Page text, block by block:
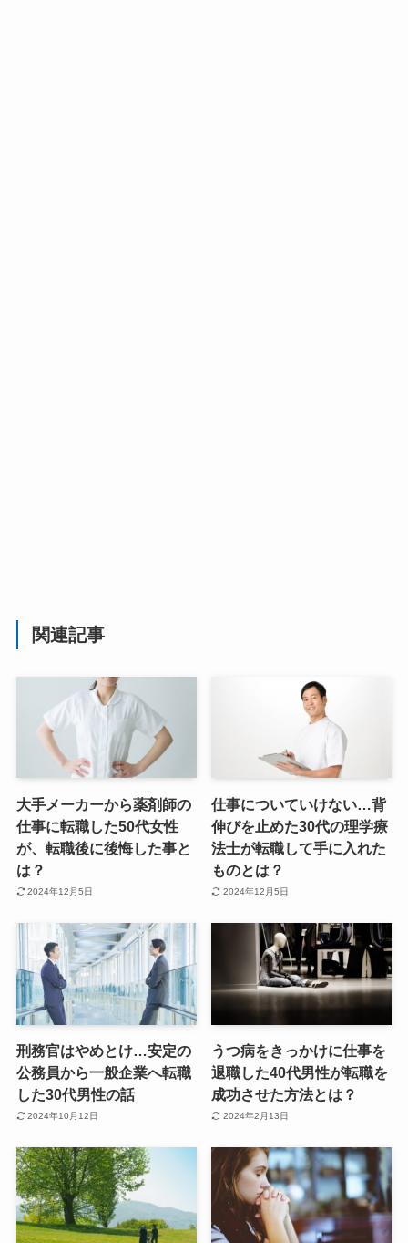
関連記事
大手メーカーから薬剤師の
仕事に転職した50代女性
が、転職後に後悔した事と
は？
2024年12月5日
仕事についていけない…背
伸びを止めた30代の理学療
法士が転職して手に入れた
ものとは？
2024年12月5日
刑務官はやめとけ…安定の
公務員から一般企業へ転職
した30代男性の話
2024年10月12日
うつ病をきっかけに仕事を
退職した40代男性が転職を
成功させた方法とは？
2024年2月13日